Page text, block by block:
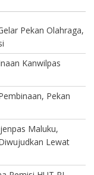
Pekan Olahraga,
Kanwilpas
Pekan
Maluku,
Lewat